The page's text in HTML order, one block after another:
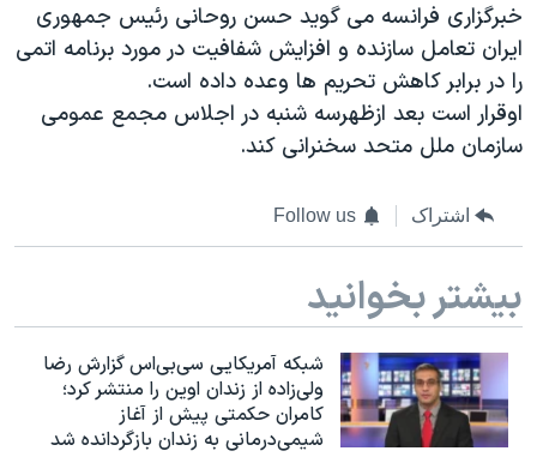
خبرگزاری فرانسه می گوید حسن روحانی رئیس جمهوری
ایران تعامل سازنده و افزایش شفافیت در مورد برنامه اتمی
را در برابر کاهش تحریم ها وعده داده است.
اوقرار است بعد ازظهرسه شنبه در اجلاس مجمع عمومی
سازمان ملل متحد سخنرانی کند.
اشتراک Follow us
بیشتر بخوانید
شبکه آمریکایی سی‌بی‌‌اس گزارش رضا
ولی‌زاده از زندان اوین را منتشر کرد؛
کامران حکمتی پیش از آغاز
شیمی‌درمانی به زندان بازگردانده شد